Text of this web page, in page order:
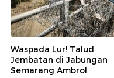
Waspada Lur! Talud
Jembatan di Jabungan
Semarang Ambrol